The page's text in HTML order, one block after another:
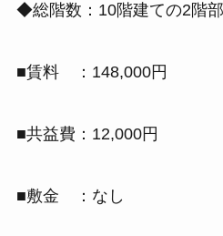
◆総階数：10階建ての2階
■賃料 ：148,000円
■共益費：12,000円
■敷金 ：なし